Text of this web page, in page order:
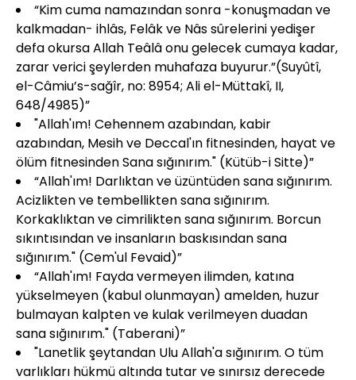
“Kim cuma namazından sonra -konuşmadan ve
kalkmadan- ihlâs, Felâk ve Nâs sûrelerini yedişer
defa okursa Allah Teâlâ onu gelecek cumaya kadar,
zarar verici şeylerden muhafaza buyurur.”(Suyûtî,
el-Câmiu’s-sağîr, no: 8954; Ali el-Müttakî, II,
648/4985)”
"Allah'ım! Cehennem azabından, kabir
azabından, Mesih ve Deccal'ın fitnesinden, hayat ve
ölüm fitnesinden Sana sığınırım." (Kütüb-i Sitte)”
“Allah'ım! Darlıktan ve üzüntüden sana sığınırım.
Acizlikten ve tembellikten sana sığınırım.
Korkaklıktan ve cimrilikten sana sığınırım. Borcun
sıkıntısından ve insanların baskısından sana
sığınırım." (Cem'ul Fevaid)”
“Allah'ım! Fayda vermeyen ilimden, katına
yükselmeyen (kabul olunmayan) amelden, huzur
bulmayan kalpten ve kulak verilmeyen duadan
sana sığınırım." (Taberani)”
"Lanetlik şeytandan Ulu Allah'a sığınırım. O tüm
varlıkları hükmü altında tutar ve sınırsız derecede